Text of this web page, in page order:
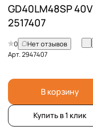
GD40LM48SP 40V
2517407
0
Нет отзывов
Арт.2947407
В корзину
Купить в 1 клик